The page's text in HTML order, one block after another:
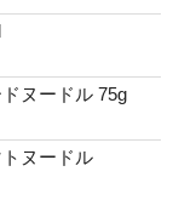
ヌードル 75g
ヌードル